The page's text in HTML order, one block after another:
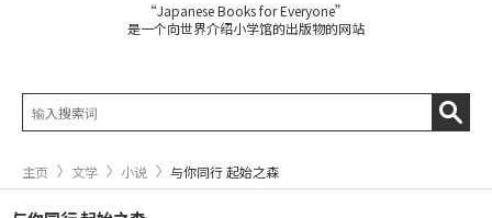
“Japanese Books for Everyone”
是一个向世界介绍小学馆的出版物的网站
主页 文学 小说 与你同行 起始之森